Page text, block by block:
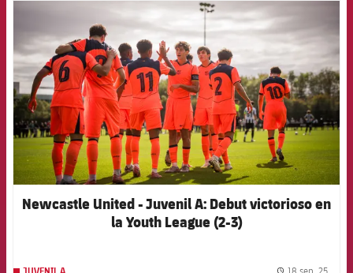
FCB Barcelona badge
Newcastle United - Juvenil A: Debut victorioso en
la Youth League (2-3)